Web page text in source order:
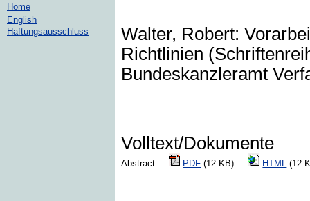
Walter, Robert:
Richtlinien
Bundeskanzleramt
Volltext/Dokumente
Abstract PDF (12 KB) HTML
Home
English
Haftungsausschluss